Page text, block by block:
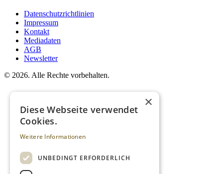
Datenschutzrichtlinien
Impressum
Kontakt
Mediadaten
AGB
Newsletter
© 2026. Alle Rechte vorbehalten.
×
Diese Webseite verwendet
Cookies.
Weitere Informationen
UNBEDINGT ERFORDERLICH